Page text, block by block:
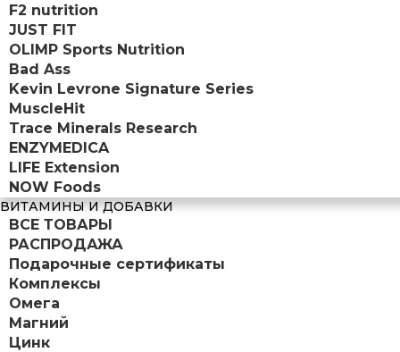
F2 nutrition
JUST FIT
OLIMP Sports Nutrition
Bad Ass
Kevin Levrone Signature Series
MuscleHit
Trace Minerals Research
ENZYMEDICA
LIFE Extension
NOW Foods
ВИТАМИНЫ И ДОБАВКИ
ВСЕ ТОВАРЫ
РАСПРОДАЖА
Подарочные сертификаты
Комплексы
Омега
Магний
Цинк